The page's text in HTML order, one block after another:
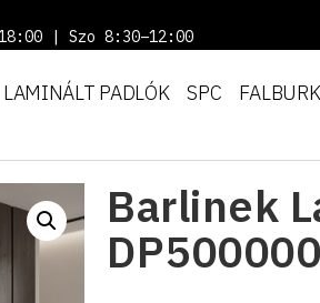
| Szo 8:30–12:00
LAMINÁLT PADLÓK SPC
Barlinek